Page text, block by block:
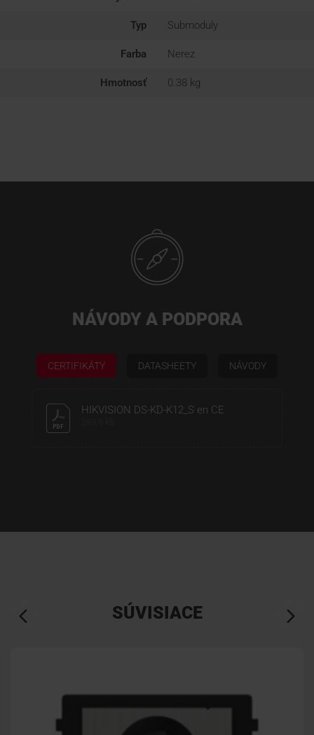
Typ Submoduly
Farba Nerez
Hmotnosť 0.38 kg
NÁVODY A PODPORA
CERTIFIKÁTY DATASHEETY NÁVODY
HIKVISION DS-KD-K12_S en CE
SÚVISIACE